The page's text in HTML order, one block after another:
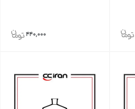
440,000